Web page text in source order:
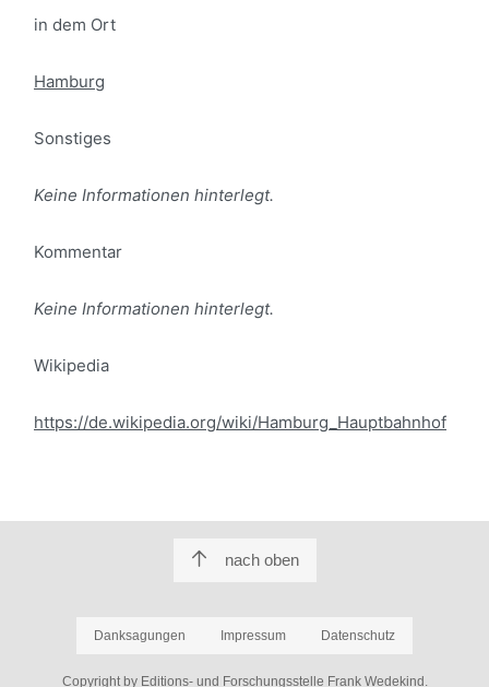
in dem Ort
Hamburg
Sonstiges
Keine Informationen hinterlegt.
Kommentar
Keine Informationen hinterlegt.
Wikipedia
https://de.wikipedia.org/wiki/Hamburg_Hauptbahnhof
nach oben
Danksagungen Impressum Datenschutz
Copyright by Editions- und Forschungsstelle Frank Wedekind.